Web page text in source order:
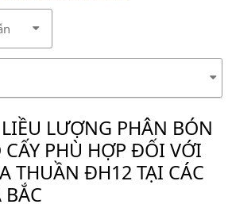
LƯỢNG PHÂN BÓN
PHÙ HỢP ĐỐI VỚI
THUẦN ĐH12 TẠI CÁC